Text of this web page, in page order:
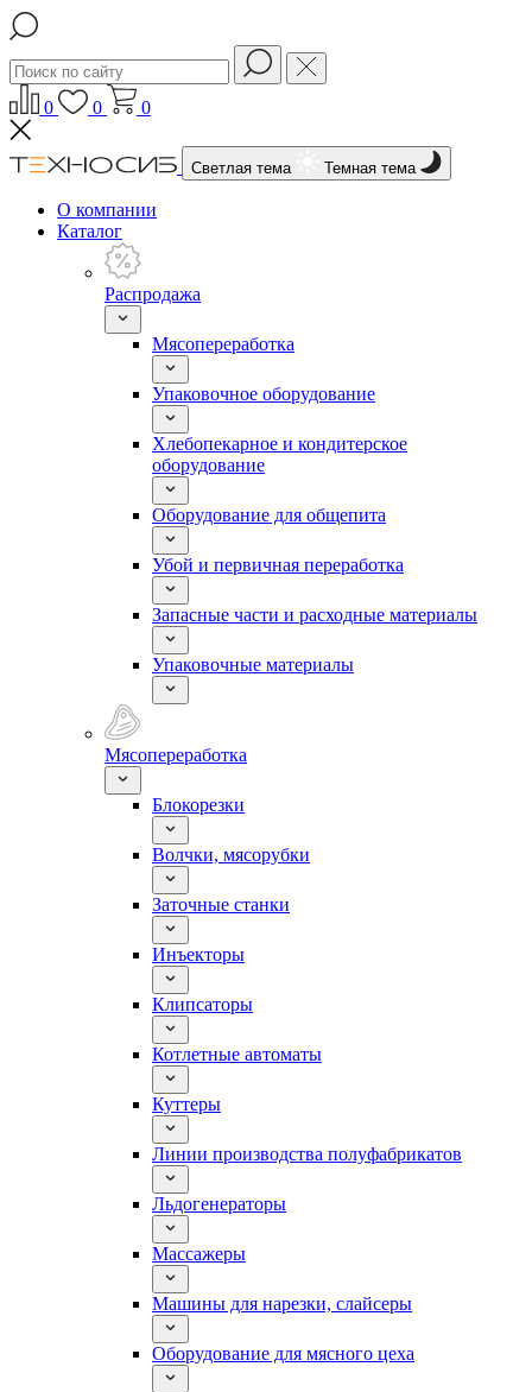
0 0 0
Светлая тема Темная тема
О компании
Каталог
Распродажа
Мясопереработка
Упаковочное оборудование
Хлебопекарное и кондитерское
оборудование
Оборудование для общепита
Убой и первичная переработка
Запасные части и расходные материалы
Упаковочные материалы
Мясопереработка
Блокорезки
Волчки, мясорубки
Заточные станки
Инъекторы
Клипсаторы
Котлетные автоматы
Куттеры
Линии производства полуфабрикатов
Льдогенераторы
Массажеры
Машины для нарезки, слайсеры
Оборудование для мясного цеха